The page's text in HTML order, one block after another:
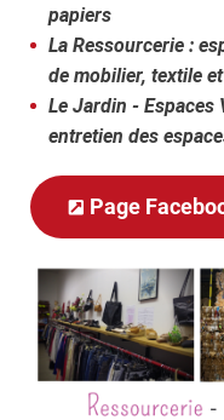
papiers
La Ressourcerie :
de mobilier, textile
Le Jardin - Espaces
entretien des
Page